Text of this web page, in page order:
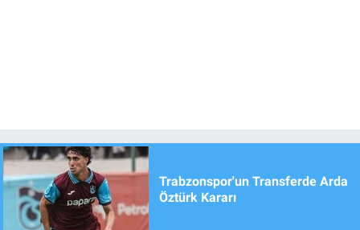
Trabzonspor'un Transferde Arda
Öztürk Kararı